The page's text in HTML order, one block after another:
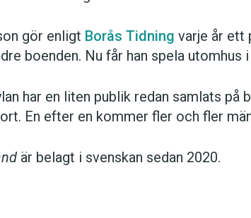
gör enligt Borås Tidning varje år ett
boenden. Nu får han spela utomhus
har en liten publik redan samlats på
En efter en kommer fler och fler
är belagt i svenskan sedan 2020.